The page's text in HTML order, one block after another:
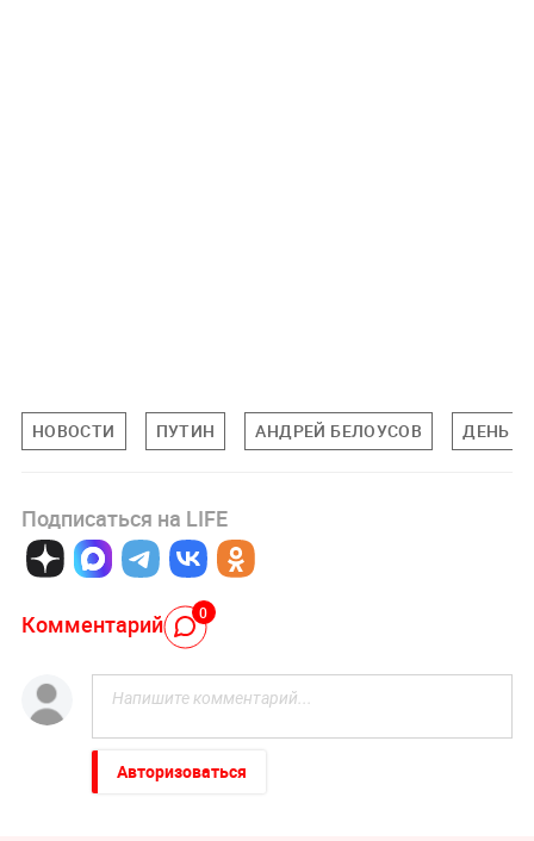
НОВОСТИ ПУТИН АНДРЕЙ БЕЛОУСОВ ДЕНЬ
Подписаться на LIFE
Комментарий 0
Авторизоваться